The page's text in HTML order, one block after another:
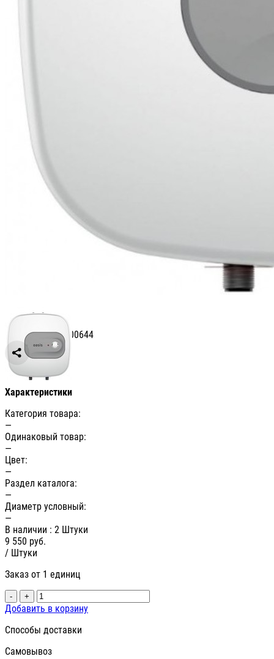
Артикул: УТ-00000644
Сравнить
Характеристики
Категория товара:
—
Одинаковый товар:
—
Цвет:
—
Раздел каталога:
—
Диаметр условный:
—
В наличии : 2 Штуки
9 550 руб.
/ Штуки
Заказ от 1 единиц
- +
Добавить в корзину
Способы доставки
Самовывоз